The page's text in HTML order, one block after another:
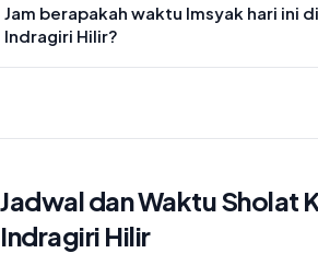
Jam berapakah waktu Imsyak hari ini
Indragiri Hilir?
Jadwal dan Waktu Sholat
Indragiri Hilir